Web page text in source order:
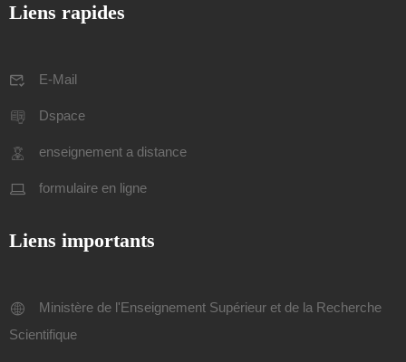
Liens rapides
E-Mail
Dspace
enseignement a distance
formulaire en ligne
Liens importants
Ministère de l'Enseignement Supérieur et de la Recherche
Scientifique